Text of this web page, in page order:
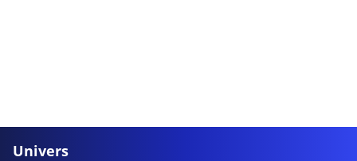
Univers